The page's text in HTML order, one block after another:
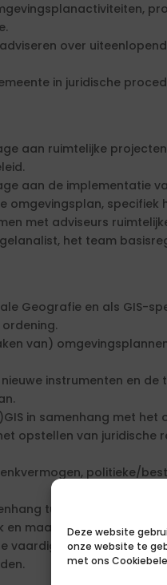
Deze website
onze website te
met ons
over
in juridische
aan ruimtelijke
aan de implementatie
omgevingsplan, specifiek
met adviseurs
het team
Geografie en als GIS-
van) omgevingsplannen,
instrumenten en
in samenhang met het
opstellen van juridische
politieke/
tussen
en maatschappelijk
vaardigheden waarmee